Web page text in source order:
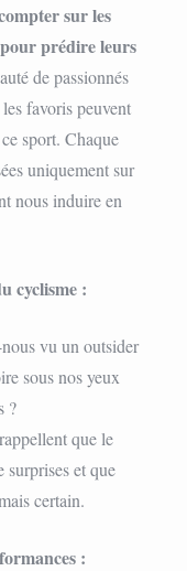
sur les
pour prédire leurs
de passionnés
favoris peuvent
sport. Chaque
uniquement sur
nous induire en
cyclisme :
vu un outsider
sous nos yeux
?
que le
surprises et que
certain.
: